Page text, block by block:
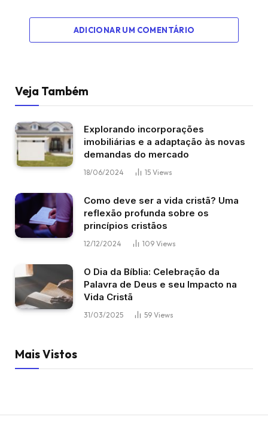
ADICIONAR UM COMENTÁRIO
Veja Também
Explorando incorporações
imobiliárias e a adaptação às novas
demandas do mercado
18/06/2024 15 Views
Como deve ser a vida cristã? Uma
reflexão profunda sobre os
princípios cristãos
12/12/2024 109 Views
O Dia da Bíblia: Celebração da
Palavra de Deus e seu Impacto na
Vida Cristã
31/03/2025 59 Views
Mais Vistos